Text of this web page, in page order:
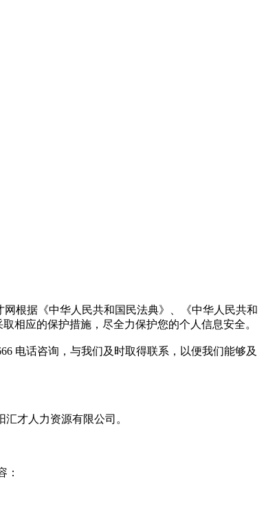
根据《中华人民共和国民法典》、《中华人民共和
相应的保护措施，尽全力保护您的个人信息安全。
电话咨询，与我们及时取得联系，以便我们能够及
才人力资源有限公司。
：